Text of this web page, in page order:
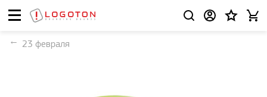
23 февраля